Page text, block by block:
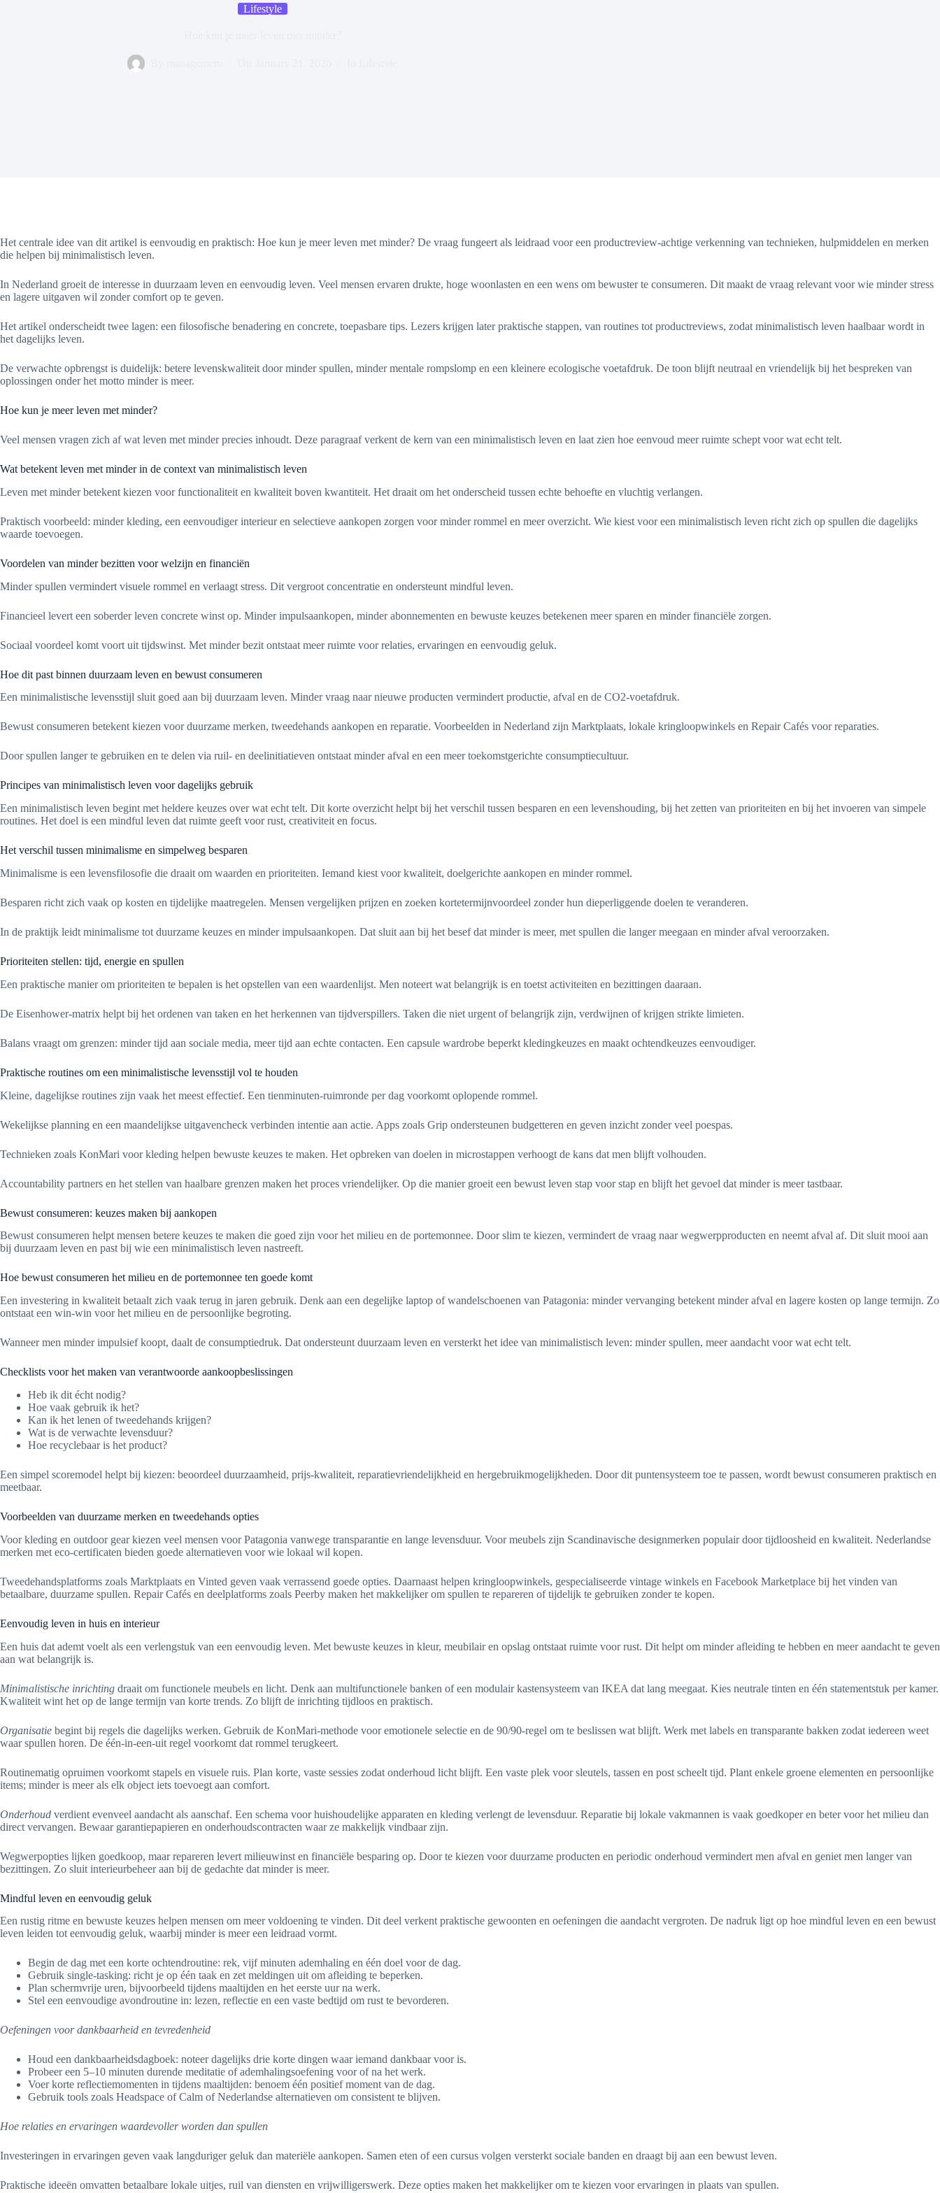
Lifestyle
Het centrale idee van dit artikel is eenvoudig en praktisch: Hoe kun je meer leven met minder? De vraag fungeert als leidraad voor een productreview-achtige verkenning van technieken, hulpmiddelen en merken
die helpen bij minimalistisch leven.
In Nederland groeit de interesse in duurzaam leven en eenvoudig leven. Veel mensen ervaren drukte, hoge woonlasten en een wens om bewuster te consumeren. Dit maakt de vraag relevant voor wie minder stress
en lagere uitgaven wil zonder comfort op te geven.
Het artikel onderscheidt twee lagen: een filosofische benadering en concrete, toepasbare tips. Lezers krijgen later praktische stappen, van routines tot productreviews, zodat minimalistisch leven haalbaar wordt in
het dagelijks leven.
De verwachte opbrengst is duidelijk: betere levenskwaliteit door minder spullen, minder mentale rompslomp en een kleinere ecologische voetafdruk. De toon blijft neutraal en vriendelijk bij het bespreken van
oplossingen onder het motto minder is meer.
Hoe kun je meer leven met minder?
Veel mensen vragen zich af wat leven met minder precies inhoudt. Deze paragraaf verkent de kern van een minimalistisch leven en laat zien hoe eenvoud meer ruimte schept voor wat echt telt.
Wat betekent leven met minder in de context van minimalistisch leven
Leven met minder betekent kiezen voor functionaliteit en kwaliteit boven kwantiteit. Het draait om het onderscheid tussen echte behoefte en vluchtig verlangen.
Praktisch voorbeeld: minder kleding, een eenvoudiger interieur en selectieve aankopen zorgen voor minder rommel en meer overzicht. Wie kiest voor een minimalistisch leven richt zich op spullen die dagelijks
waarde toevoegen.
Voordelen van minder bezitten voor welzijn en financiën
Minder spullen vermindert visuele rommel en verlaagt stress. Dit vergroot concentratie en ondersteunt mindful leven.
Financieel levert een soberder leven concrete winst op. Minder impulsaankopen, minder abonnementen en bewuste keuzes betekenen meer sparen en minder financiële zorgen.
Sociaal voordeel komt voort uit tijdswinst. Met minder bezit ontstaat meer ruimte voor relaties, ervaringen en eenvoudig geluk.
Hoe dit past binnen duurzaam leven en bewust consumeren
Een minimalistische levensstijl sluit goed aan bij duurzaam leven. Minder vraag naar nieuwe producten vermindert productie, afval en de CO2-voetafdruk.
Bewust consumeren betekent kiezen voor duurzame merken, tweedehands aankopen en reparatie. Voorbeelden in Nederland zijn Marktplaats, lokale kringloopwinkels en Repair Cafés voor reparaties.
Door spullen langer te gebruiken en te delen via ruil- en deelinitiatieven ontstaat minder afval en een meer toekomstgerichte consumptiecultuur.
Principes van minimalistisch leven voor dagelijks gebruik
Een minimalistisch leven begint met heldere keuzes over wat echt telt. Dit korte overzicht helpt bij het verschil tussen besparen en een levenshouding, bij het zetten van prioriteiten en bij het invoeren van simpele
routines. Het doel is een mindful leven dat ruimte geeft voor rust, creativiteit en focus.
Het verschil tussen minimalisme en simpelweg besparen
Minimalisme is een levensfilosofie die draait om waarden en prioriteiten. Iemand kiest voor kwaliteit, doelgerichte aankopen en minder rommel.
Besparen richt zich vaak op kosten en tijdelijke maatregelen. Mensen vergelijken prijzen en zoeken kortetermijnvoordeel zonder hun dieperliggende doelen te veranderen.
In de praktijk leidt minimalisme tot duurzame keuzes en minder impulsaankopen. Dat sluit aan bij het besef dat minder is meer, met spullen die langer meegaan en minder afval veroorzaken.
Prioriteiten stellen: tijd, energie en spullen
Een praktische manier om prioriteiten te bepalen is het opstellen van een waardenlijst. Men noteert wat belangrijk is en toetst activiteiten en bezittingen daaraan.
De Eisenhower-matrix helpt bij het ordenen van taken en het herkennen van tijdverspillers. Taken die niet urgent of belangrijk zijn, verdwijnen of krijgen strikte limieten.
Balans vraagt om grenzen: minder tijd aan sociale media, meer tijd aan echte contacten. Een capsule wardrobe beperkt kledingkeuzes en maakt ochtendkeuzes eenvoudiger.
Praktische routines om een minimalistische levensstijl vol te houden
Kleine, dagelijkse routines zijn vaak het meest effectief. Een tienminuten-ruimronde per dag voorkomt oplopende rommel.
Wekelijkse planning en een maandelijkse uitgavencheck verbinden intentie aan actie. Apps zoals Grip ondersteunen budgetteren en geven inzicht zonder veel poespas.
Technieken zoals KonMari voor kleding helpen bewuste keuzes te maken. Het opbreken van doelen in microstappen verhoogt de kans dat men blijft volhouden.
Accountability partners en het stellen van haalbare grenzen maken het proces vriendelijker. Op die manier groeit een bewust leven stap voor stap en blijft het gevoel dat minder is meer tastbaar.
Bewust consumeren: keuzes maken bij aankopen
Bewust consumeren helpt mensen betere keuzes te maken die goed zijn voor het milieu en de portemonnee. Door slim te kiezen, vermindert de vraag naar wegwerpproducten en neemt afval af. Dit sluit mooi aan
bij duurzaam leven en past bij wie een minimalistisch leven nastreeft.
Hoe bewust consumeren het milieu en de portemonnee ten goede komt
Een investering in kwaliteit betaalt zich vaak terug in jaren gebruik. Denk aan een degelijke laptop of wandelschoenen van Patagonia: minder vervanging betekent minder afval en lagere kosten op lange termijn. Zo
ontstaat een win-win voor het milieu en de persoonlijke begroting.
Wanneer men minder impulsief koopt, daalt de consumptiedruk. Dat ondersteunt duurzaam leven en versterkt het idee van minimalistisch leven: minder spullen, meer aandacht voor wat echt telt.
Checklists voor het maken van verantwoorde aankoopbeslissingen
Heb ik dit écht nodig?
Hoe vaak gebruik ik het?
Kan ik het lenen of tweedehands krijgen?
Wat is de verwachte levensduur?
Hoe recyclebaar is het product?
Een simpel scoremodel helpt bij kiezen: beoordeel duurzaamheid, prijs-kwaliteit, reparatievriendelijkheid en hergebruikmogelijkheden. Door dit puntensysteem toe te passen, wordt bewust consumeren praktisch en
meetbaar.
Voorbeelden van duurzame merken en tweedehands opties
Voor kleding en outdoor gear kiezen veel mensen voor Patagonia vanwege transparantie en lange levensduur. Voor meubels zijn Scandinavische designmerken populair door tijdloosheid en kwaliteit. Nederlandse
merken met eco-certificaten bieden goede alternatieven voor wie lokaal wil kopen.
Tweedehandsplatforms zoals Marktplaats en Vinted geven vaak verrassend goede opties. Daarnaast helpen kringloopwinkels, gespecialiseerde vintage winkels en Facebook Marketplace bij het vinden van
betaalbare, duurzame spullen. Repair Cafés en deelplatforms zoals Peerby maken het makkelijker om spullen te repareren of tijdelijk te gebruiken zonder te kopen.
Eenvoudig leven in huis en interieur
Een huis dat ademt voelt als een verlengstuk van een eenvoudig leven. Met bewuste keuzes in kleur, meubilair en opslag ontstaat ruimte voor rust. Dit helpt om minder afleiding te hebben en meer aandacht te geven
aan wat belangrijk is.
Minimalistische inrichting draait om functionele meubels en licht. Denk aan multifunctionele banken of een modulair kastensysteem van IKEA dat lang meegaat. Kies neutrale tinten en één statementstuk per kamer.
Kwaliteit wint het op de lange termijn van korte trends. Zo blijft de inrichting tijdloos en praktisch.
Organisatie begint bij regels die dagelijks werken. Gebruik de KonMari-methode voor emotionele selectie en de 90/90-regel om te beslissen wat blijft. Werk met labels en transparante bakken zodat iedereen weet
waar spullen horen. De één-in-een-uit regel voorkomt dat rommel terugkeert.
Routinematig opruimen voorkomt stapels en visuele ruis. Plan korte, vaste sessies zodat onderhoud licht blijft. Een vaste plek voor sleutels, tassen en post scheelt tijd. Plant enkele groene elementen en persoonlijke
items; minder is meer als elk object iets toevoegt aan comfort.
Onderhoud verdient evenveel aandacht als aanschaf. Een schema voor huishoudelijke apparaten en kleding verlengt de levensduur. Reparatie bij lokale vakmannen is vaak goedkoper en beter voor het milieu dan
direct vervangen. Bewaar garantiepapieren en onderhoudscontracten waar ze makkelijk vindbaar zijn.
Wegwerpopties lijken goedkoop, maar repareren levert milieuwinst en financiële besparing op. Door te kiezen voor duurzame producten en periodic onderhoud vermindert men afval en geniet men langer van
bezittingen. Zo sluit interieurbeheer aan bij de gedachte dat minder is meer.
Mindful leven en eenvoudig geluk
Een rustig ritme en bewuste keuzes helpen mensen om meer voldoening te vinden. Dit deel verkent praktische gewoonten en oefeningen die aandacht vergroten. De nadruk ligt op hoe mindful leven en een bewust
leven leiden tot eenvoudig geluk, waarbij minder is meer een leidraad vormt.
Begin de dag met een korte ochtendroutine: rek, vijf minuten ademhaling en één doel voor de dag.
Gebruik single-tasking: richt je op één taak en zet meldingen uit om afleiding te beperken.
Plan schermvrije uren, bijvoorbeeld tijdens maaltijden en het eerste uur na werk.
Stel een eenvoudige avondroutine in: lezen, reflectie en een vaste bedtijd om rust te bevorderen.
Oefeningen voor dankbaarheid en tevredenheid
Houd een dankbaarheidsdagboek: noteer dagelijks drie korte dingen waar iemand dankbaar voor is.
Probeer een 5–10 minuten durende meditatie of ademhalingsoefening voor of na het werk.
Voer korte reflectiemomenten in tijdens maaltijden: benoem één positief moment van de dag.
Gebruik tools zoals Headspace of Calm of Nederlandse alternatieven om consistent te blijven.
Hoe relaties en ervaringen waardevoller worden dan spullen
Investeringen in ervaringen geven vaak langduriger geluk dan materiële aankopen. Samen eten of een cursus volgen versterkt sociale banden en draagt bij aan een bewust leven.
Praktische ideeën omvatten betaalbare lokale uitjes, ruil van diensten en vrijwilligerswerk. Deze opties maken het makkelijker om te kiezen voor ervaringen in plaats van spullen.